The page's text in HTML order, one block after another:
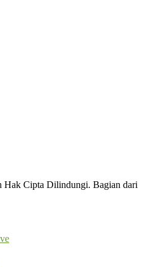
Cipta Dilindungi. Bagian dari